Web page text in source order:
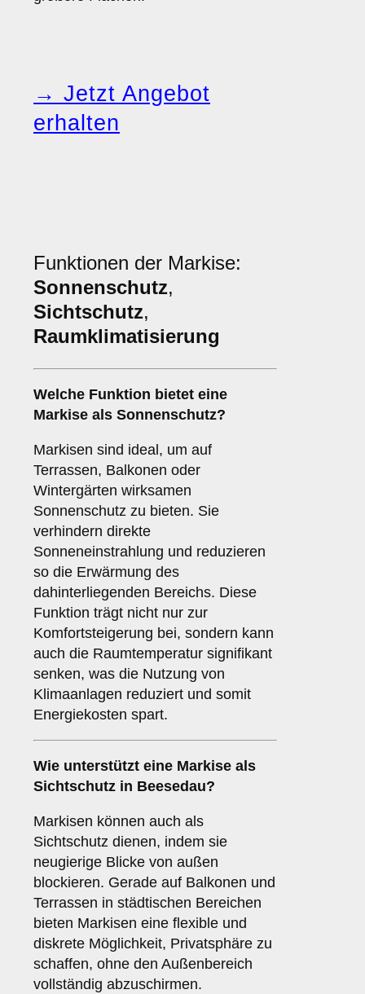
→ Jetzt Angebot
erhalten
Funktionen der Markise:
Sonnenschutz,
Sichtschutz,
Raumklimatisierung
Welche Funktion bietet eine
Markise als Sonnenschutz?
Markisen sind ideal, um auf
Terrassen, Balkonen oder
Wintergärten wirksamen
Sonnenschutz zu bieten. Sie
verhindern direkte
Sonneneinstrahlung und reduzieren
so die Erwärmung des
dahinterliegenden Bereichs. Diese
Funktion trägt nicht nur zur
Komfortsteigerung bei, sondern kann
auch die Raumtemperatur signifikant
senken, was die Nutzung von
Klimaanlagen reduziert und somit
Energiekosten spart.
Wie unterstützt eine Markise als
Sichtschutz in Beesedau?
Markisen können auch als
Sichtschutz dienen, indem sie
neugierige Blicke von außen
blockieren. Gerade auf Balkonen und
Terrassen in städtischen Bereichen
bieten Markisen eine flexible und
diskrete Möglichkeit, Privatsphäre zu
schaffen, ohne den Außenbereich
vollständig abzuschirmen.